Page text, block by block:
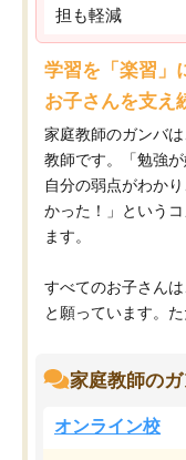
担も軽減
学習を「楽習」
お子さんを支え
家庭教師のガンバ
教師です。「勉強
自分の弱点がわか
かった！」という
ます。
すべてのお子さん
と願っています。た
家庭教師の
オンライン校